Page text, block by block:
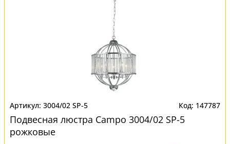
3004/02 SP-5 147787
Подвесная люстра Campo 3004/02 SP-5
рожковые